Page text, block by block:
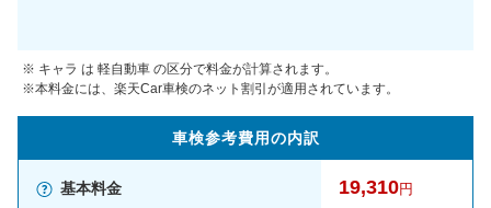
※ キャラ は 軽自動車 の区分で料金が計算されます。
※本料金には、楽天Car車検のネット割引が適用されています。
車検参考費用の内訳
基本料金 19,310円